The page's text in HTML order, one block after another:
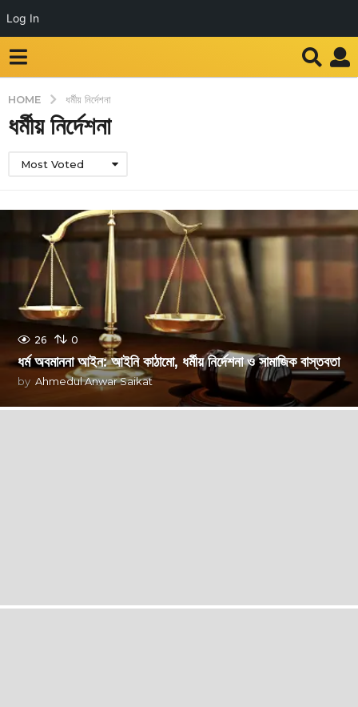
Log In
HOME ধর্মীয় নির্দেশনা
ধর্মীয় নির্দেশনা
Most Voted
26 0
ধর্ম অবমাননা আইন: আইনি কাঠামো, ধর্মীয় নির্দেশনা ও সামাজিক বাস্তবতা
by Ahmedul Anwar Saikat